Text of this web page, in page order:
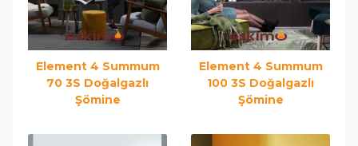
Element 4 Summum
70 3S Doğalgazlı
Şömine
Element 4 Summum
100 3S Doğalgazlı
Şömine